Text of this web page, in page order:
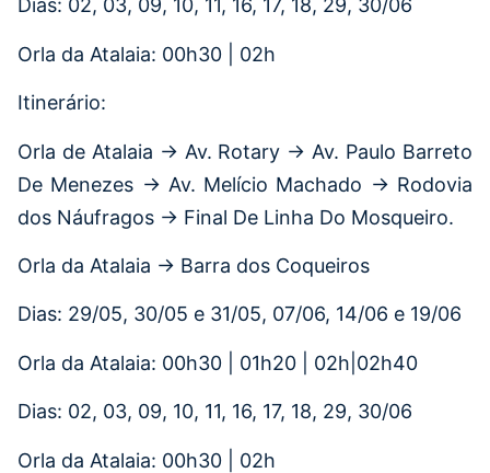
Dias: 02, 03, 09, 10, 11, 16, 17, 18, 29, 30/06
Orla da Atalaia: 00h30 | 02h
Itinerário:
Orla de Atalaia → Av. Rotary → Av. Paulo Barreto
De Menezes → Av. Melício Machado → Rodovia
dos Náufragos → Final De Linha Do Mosqueiro.
Orla da Atalaia → Barra dos Coqueiros
Dias: 29/05, 30/05 e 31/05, 07/06, 14/06 e 19/06
Orla da Atalaia: 00h30 | 01h20 | 02h|02h40
Dias: 02, 03, 09, 10, 11, 16, 17, 18, 29, 30/06
Orla da Atalaia: 00h30 | 02h